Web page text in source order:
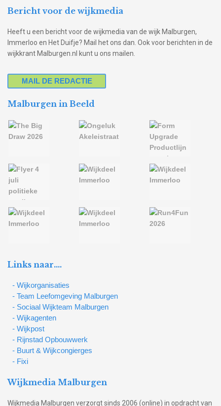
Bericht voor de wijkmedia
Heeft u een bericht voor de wijkmedia van de wijk Malburgen,
Immerloo en Het Duifje? Mail het ons dan. Ook voor berichten in de
wijkkrant Malburgen.nl kunt u ons mailen.
MAIL DE REDACTIE
Malburgen in Beeld
Links naar….
- Wijkorganisaties
- Team Leefomgeving Malburgen
- Sociaal Wijkteam Malburgen
- Wijkagenten
- Wijkpost
- Rijnstad Opbouwwerk
- Buurt & Wijkcongierges
- Fixi
Wijkmedia Malburgen
Wijkmedia Malburgen verzorgt sinds 2006 (online) in opdracht van